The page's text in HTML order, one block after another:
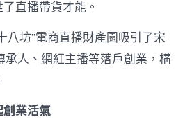
直播帶貨才能。
八坊”電商直播財產園吸引了宋
承人、網紅主播等落戶創業，構
創業活氣